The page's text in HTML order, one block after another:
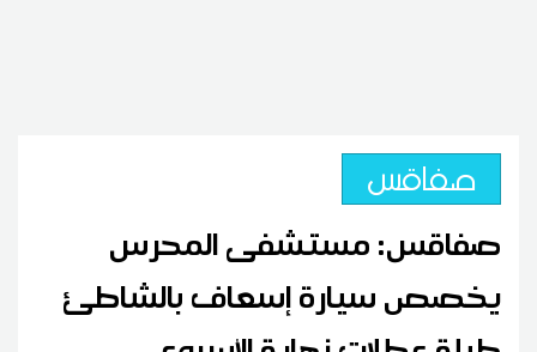
صفاقس
صفاقس: مستشفى المحرس
يخصص سيارة إسعاف بالشاطئ